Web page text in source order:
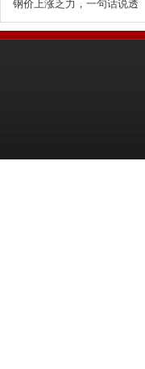
钢价上涨乏力，一句话说透
耐…